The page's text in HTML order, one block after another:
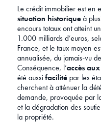
Le crédit immobilier est en
situation historiqueà
encours totaux ont atteint
1.000 milliards d’euros,
France, et le taux moyen
annualisée, du jamais-vu
Conséquence, l’accès
été aussifacilité par les
cherchent à atténuer la
demande, provoquée par
et la dégradation des
la propriété.